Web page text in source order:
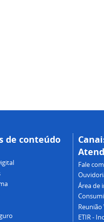
de conteúdo
Fale
Área de
ETIR -